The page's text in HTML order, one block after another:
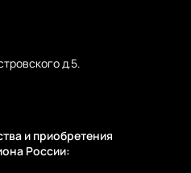
д.5.
и приобретения
России: